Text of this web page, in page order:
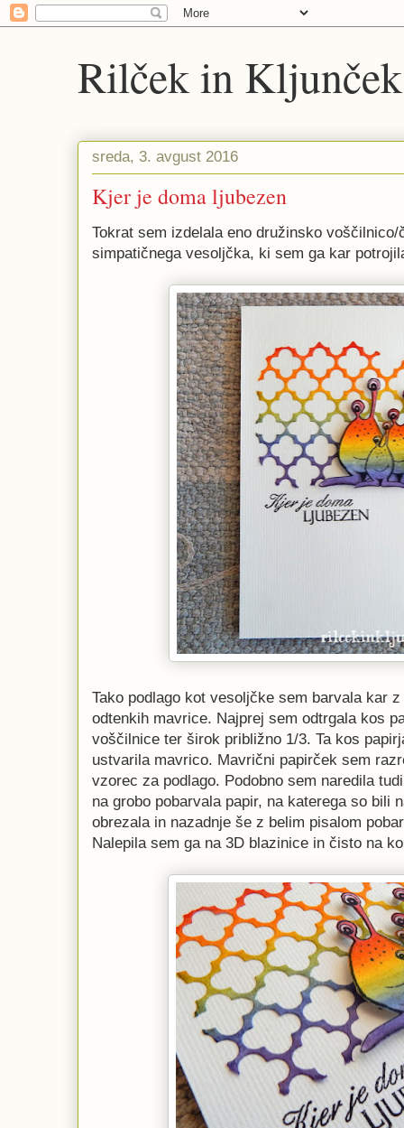
Rilček in Kljunček
sreda, 3. avgust 2016
Kjer je doma ljubezen
Tokrat sem izdelala eno družinsko
simpatičnega vesoljčka, ki sem ga kar
Tako podlago kot vesoljčke sem barvala kar
odtenkih mavrice. Najprej sem odtrgala kos
voščilnice ter širok približno 1/3. Ta kos
ustvarila mavrico. Mavrični papirček sem
vzorec za podlago. Podobno sem naredila
na grobo pobarvala papir, na katerega so bili
obrezala in nazadnje še z belim pisalom
Nalepila sem ga na 3D blazinice in čisto na